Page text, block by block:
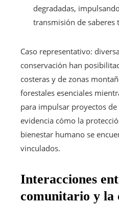
degradadas,
transmisión de saberes
Caso representativo:
conservación han
costeras y de zonas
forestales esenciales
para impulsar proyectos
evidencia cómo la
bienestar humano se
vinculados.
Interacciones
comunitario y la